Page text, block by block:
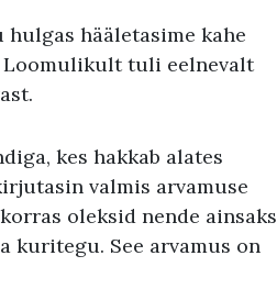
hääletasime kahe
tuli eelnevalt
kes hakkab alates
valmis arvamuse
oleksid nende ainsaks
kuritegu. See arvamus on